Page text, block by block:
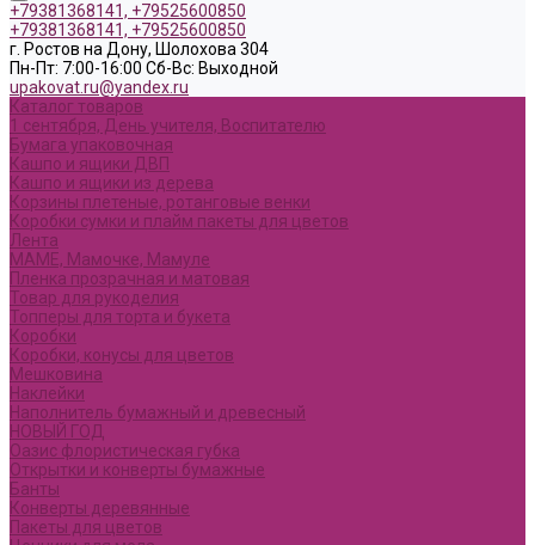
+79381368141, +79525600850
+79381368141, +79525600850
г. Ростов на Дону, Шолохова 304
Пн-Пт: 7:00-16:00 Cб-Вс: Выходной
upakovat.ru@yandex.ru
Каталог товаров
1 сентября, День учителя, Воспитателю
Бумага упаковочная
Кашпо и ящики ДВП
Кашпо и ящики из дерева
Корзины плетеные, ротанговые венки
Коробки сумки и плайм пакеты для цветов
Лента
МАМЕ, Мамочке, Мамуле
Пленка прозрачная и матовая
Товар для рукоделия
Топперы для торта и букета
Коробки
Коробки, конусы для цветов
Мешковина
Наклейки
Наполнитель бумажный и древесный
НОВЫЙ ГОД
Оазис флористическая губка
Открытки и конверты бумажные
Банты
Конверты деревянные
Пакеты для цветов